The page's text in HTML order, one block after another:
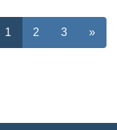
ausgewählt Seite
1 Seite
2 auswählen
Seite
3 »